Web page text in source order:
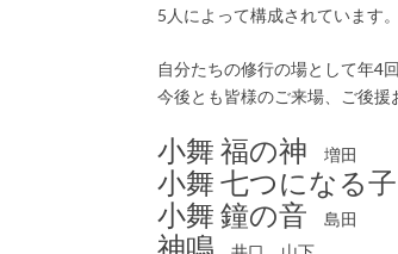
5人によって構成されています。
自分たちの修行の場として年4
今後とも皆様のご来場、ご後援
小舞 福の神 増田
小舞 七つになる子
小舞 鐘の音 島田
神鳴